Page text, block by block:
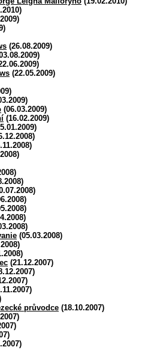
(26.08.2009)
(22.05.2009)
(06.03.2009)
(16.02.2009)
(05.03.2008)
(21.12.2007)
průvodce (18.10.2007)